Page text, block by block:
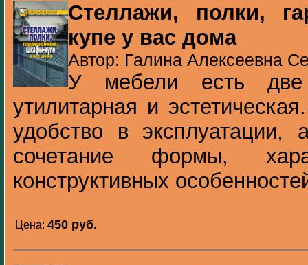
Стеллажи, полки,
купе у вас дома
Автор: Галина Алексеевна
У мебели есть две
утилитарная и
удобство в эксплуатации,
сочетание формы,
конструктивных
Цена: 450 pуб.